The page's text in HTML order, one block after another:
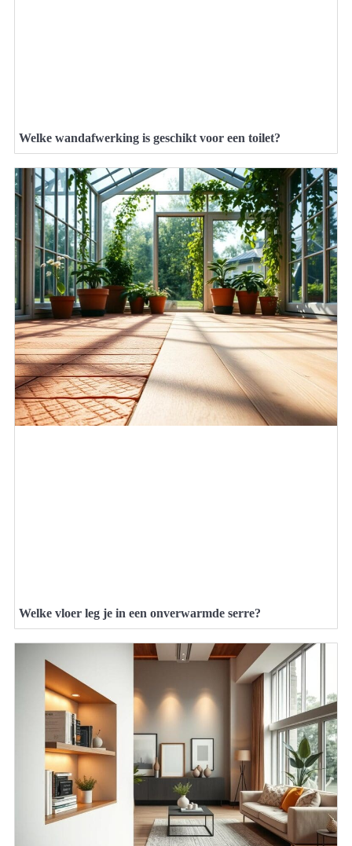
Welke wandafwerking is geschikt voor een toilet?
Welke vloer leg je in een onverwarmde serre?